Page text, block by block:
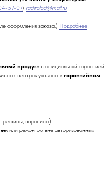
57-07/ radwolod@mail.ru
оформления заказа.) Подробнее
продукт с официальной гарантией.
центров указаны в гарантийном
трещины, царапины)
или ремонтом вне авторизованных